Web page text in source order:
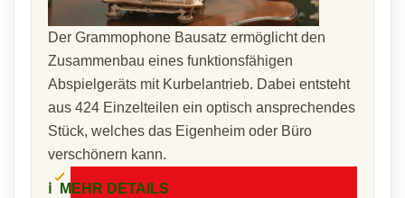
Der Grammophone Bausatz ermöglicht den
Zusammenbau eines funktionsfähigen
Abspielgeräts mit Kurbelantrieb. Dabei entsteht
aus 424 Einzelteilen ein optisch ansprechendes
Stück, welches das Eigenheim oder Büro
verschönern kann.
ℹ️ MEHR DETAILS